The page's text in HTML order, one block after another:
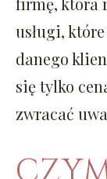
usługi,
danego
się tylko
zwracać